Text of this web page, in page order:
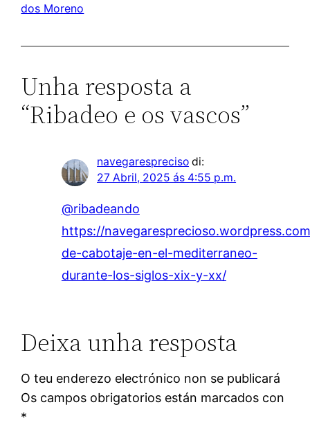
dos Moreno
Unha resposta a
“Ribadeo e os vascos”
navegarespreciso di:
27 Abril, 2025 ás 4:55 p.m.
@ribadeando
https://
de-cabotaje-en-el-mediterraneo-
durante-los-siglos-xix-y-xx/
Deixa unha resposta
O teu enderezo electrónico non se publicará
Os campos obrigatorios están marcados con
*